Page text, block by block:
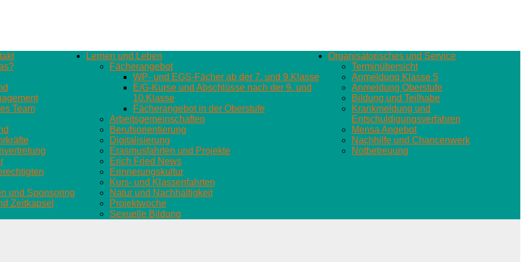
Team
und Sponsoring
Zeitkapsel
Lernen und Leben
Fächerangebot
WP- und EGS-Fächer ab der 7. und 9.Klasse
E/G-Kurse und Abschlüsse nach der 9. und
10.Klasse
Fächerangebot in der Oberstufe
Arbeitsgemeinschaften
Berufsorientierung
Digitalisierung
Erasmusfahrten und Projekte
Erich Fried News
Erinnerungskultur
Kurs- und Klassenfahrten
Natur und Nachhaltigkeit
Projektwoche
Sexuelle Bildung
Organisatorisches und Service
Terminübersicht
Anmeldung Klasse 5
Anmeldung Oberstufe
Bildung und Teilhabe
Krankmeldung und
Entschuldigungsverfahren
Mensa Angebot
Nachhilfe und Chancenwerk
Notbetreuung